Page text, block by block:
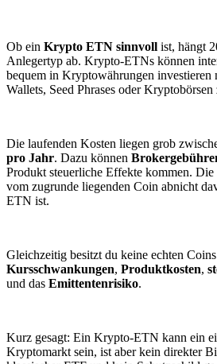
Ob ein Krypto ETN sinnvoll ist, hängt
Anlegertyp ab. Krypto-ETNs können
bequem in Kryptowährungen investieren
Wallets, Seed Phrases oder Kryptobörsen
Die laufenden Kosten liegen grob
pro Jahr. Dazu können
Produkt steuerliche Effekte kommen.
vom zugrunde liegenden Coin abnicht
ETN ist.
Gleichzeitig besitzt du keine echten
Kursschwankungen, Produktkosten,
und das Emittentenrisiko.
Kurz gesagt: Ein Krypto-ETN kann ein
Kryptomarkt sein, ist aber kein direkter